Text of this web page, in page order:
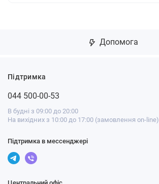
Допомога
Підтримка
044 500-00-53
В будні з 09:00 до 20:00
На вихідних з 10:00 до 17:00 (замовлення on-line)
Підтримка в мессенджері